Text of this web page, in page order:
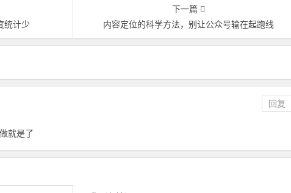
统计少
下一篇
内容定位的科学方法，别让公众号输在起跑线
回复
就是了